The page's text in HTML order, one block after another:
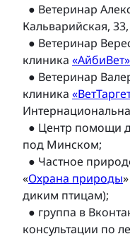
● Ветеринар
Кальварийская,
● Ветеринар
клиника «АйбиВет»
● Ветеринар
клиника
● Центр помощи
под Минском;
● Частное
«Охрана природы
диким птицам);
● группа в
консультации по